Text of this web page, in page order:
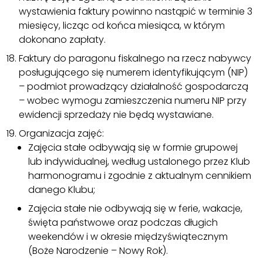
wystawienia faktury powinno nastąpić w terminie 3
miesięcy, licząc od końca miesiąca, w którym
dokonano zapłaty.
Faktury do paragonu fiskalnego na rzecz nabywcy
posługującego się numerem identyfikującym (NIP)
– podmiot prowadzący działalność gospodarczą
– wobec wymogu zamieszczenia numeru NIP przy
ewidencji sprzedaży nie będą wystawiane.
Organizacja zajęć:
Zajęcia stałe odbywają się w formie grupowej
lub indywidualnej, według ustalonego przez Klub
harmonogramu i zgodnie z aktualnym cennikiem
danego Klubu;
Zajęcia stałe nie odbywają się w ferie, wakacje,
święta państwowe oraz podczas długich
weekendów i w okresie międzyświątecznym
(Boże Narodzenie – Nowy Rok).